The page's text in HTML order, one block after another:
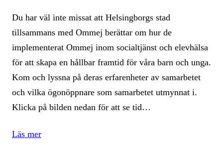
Du har väl inte missat att Helsingborgs stad
tillsammans med Ommej berättar om hur de
implementerat Ommej inom socialtjänst och elevhälsa
för att skapa en hållbar framtid för våra barn och unga.
Kom och lyssna på deras erfarenheter av samarbetet
och vilka ögonöppnare som samarbetet utmynnat i.
Klicka på bilden nedan för att se tid…
Läs mer